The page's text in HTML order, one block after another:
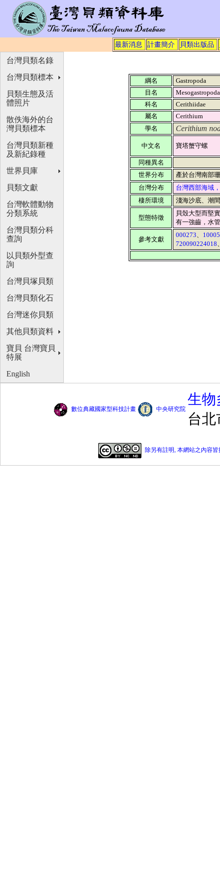
最新消息 計畫簡介 貝類出版品
綱名
Gastropoda
目名
科名
Cerithiidae
屬名
Cerithium
學名
Cerithium
中文名 寶塔蟹守螺
同種異名
世界分布
產於台灣南部
台灣分布
台灣西部海域
棲所環境
淺海沙底、潮
型態特徵
貝殼大型而堅
有一強齒，水
參考文獻
000273、
720090224018
台灣貝類名錄
台灣貝類標本
貝類生態及活
體照片
散佚海外的台
灣貝類標本
台灣貝類新種
及新紀錄種
世界貝庫
貝類文獻
台灣軟體動物
分類系統
台灣貝類分科
查詢
以貝類外型查
詢
台灣貝塚貝類
台灣貝類化石
台灣迷你貝類
其他貝類資料
寶貝 台灣寶貝
特展
English
數位典藏國家型科技計畫 中央研究院
生物
台北
除另有註明, 本網站之內容